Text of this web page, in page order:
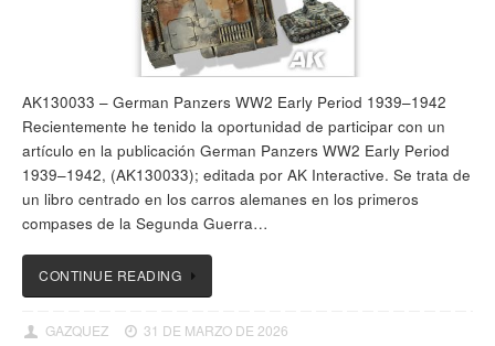
AK130033 – German Panzers WW2 Early Period 1939–1942
Recientemente he tenido la oportunidad de participar con un
artículo en la publicación German Panzers WW2 Early Period
1939–1942, (AK130033); editada por AK Interactive. Se trata de
un libro centrado en los carros alemanes en los primeros
compases de la Segunda Guerra…
CONTINUE READING
GAZQUEZ
31 DE MARZO DE 2026